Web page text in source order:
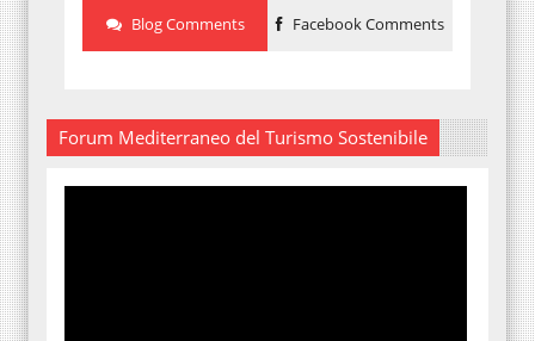
Blog Comments Facebook Comments
Forum Mediterraneo del Turismo Sostenibile